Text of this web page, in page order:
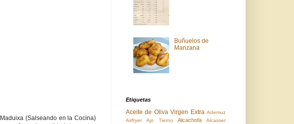
(Salseando en la Cocina)
Buñuelos de
Manzana
Etiquetas
Aceite de Oliva Virgen Extra Ademuz
Airfryer
Ajo Tierno Alcachofa Alcasser